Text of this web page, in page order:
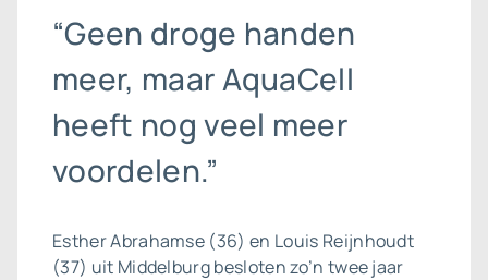
“Geen droge handen
meer, maar AquaCell
heeft nog veel meer
voordelen.”
Esther Abrahamse (36) en Louis Reijnhoudt
(37) uit Middelburg besloten zo’n twee jaar